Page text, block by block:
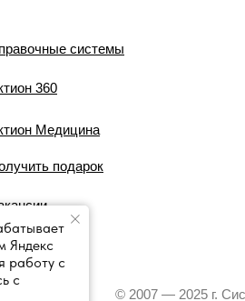
системы
360
Медицина
подарок
© 2007 — 2025 г.
Яндекс
работу с
с